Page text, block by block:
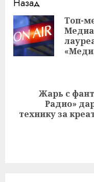
Навигация
записи
Назад
Топ-
Следующая
запись:
Жарь с
Радио»
технику за